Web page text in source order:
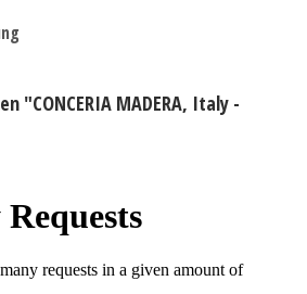
"CONCERIA MADERA, Italy -